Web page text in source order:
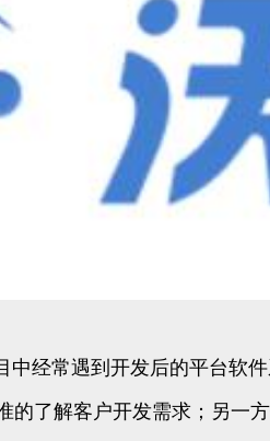
中经常遇到开发后的平台软
的了解客户开发需求；另一